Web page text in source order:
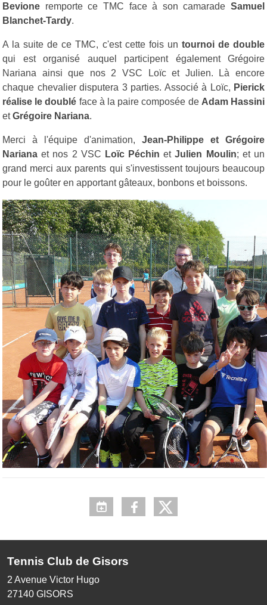
Bevione remporte ce TMC face à son camarade Samuel
Blanchet-Tardy.
A la suite de ce TMC, c'est cette fois un tournoi de double
qui est organisé auquel participent également Grégoire
Nariana ainsi que nos 2 VSC Loïc et Julien. Là encore
chaque chevalier disputera 3 parties. Associé à Loïc, Pierick
réalise le doublé face à la paire composée de Adam Hassini
etGrégoire Nariana.
Merci à l'équipe d'animation, Jean-Philippe et Grégoire
Nariana et nos 2 VSC Loïc Péchin etJulien Moulin; et un
grand merci aux parents qui s'investissent toujours beaucoup
pour le goûter en apportant gâteaux, bonbons et boissons.
Tennis Club de Gisors
2 Avenue Victor Hugo
27140 GISORS